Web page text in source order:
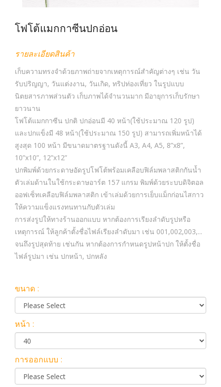
โฟโต้แมกกาซีนปกอ่อน
รายละเอียดสินค้า
เก็บความทรงจำด้วยภาพถ่ายจากเหตุการณ์สำคัญต่างๆ เช่น วัน
รับปริญญา, วันแต่งงาน, วันเกิด, ทริปท่องเที่ยว ในรูปแบบ
นิตยสารภาพส่วนตัว เก็บภาพได้จำนวนมาก มีอายุการเก็บรักษา
ยาวนาน
โฟโต้แมกกาซีน ปกติ ปกอ่อนมี 40 หน้า(ใช้ประมาณ 120 รูป)
และปกแข็งมี 48 หน้า(ใช้ประมาณ 150 รูป) สามารถเพิ่มหน้าได้
สูงสุด 100 หน้า มีขนาดมาตรฐานดังนี้ A3, A4, A5, 8”x8”,
10”x10”, 12”x12”
ปกพิมพ์ด้วยกระดาษอัดรูปโฟโต้พร้อมเคลือบฟิล์มพลาสติกกันน้ำ
ตัวเล่มด้านในใช้กระดาษอาร์ต 157 แกรม พิมพ์ด้วยระบบดิจิตอล
ออฟเซ็ทเคลือบฟิล์มพลาสติก เข้าเล่มด้วยการเย็บแม็กก่อนไสกาว
ให้ความแข็งแรงทนทานกับตัวเล่ม
การส่งรูปให้ทางร้านออกแบบ หากต้องการเรียงลำดับรูปหรือ
เหตุการณ์ ให้ลูกค้าตั้งชื่อไฟล์เรียงลำดับมา เช่น 001,002,003,...
จนถึงรูปสุดท้าย เช่นกัน หากต้องการกำหนดรูปหน้าปก ให้ตั้งชื่อ
ไฟล์รูปมา เช่น ปกหน้า, ปกหลัง
ขนาด :
หน้า :
การออกแบบ :